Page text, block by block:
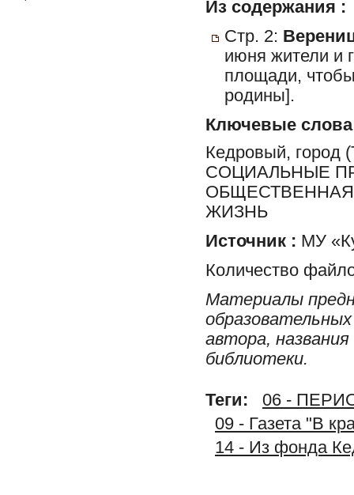
Из содержания :
Стр. 2:
июня жители и
площади,
родины].
Ключевые слова
Кедровый,
СОЦИАЛЬНЫЕ
ЖИЗНЬ
Источник : МУ
Количество
Материалы
автора,
библиотеки.
Теги:
06 -
09 - Газета "В
14 - Из фонда